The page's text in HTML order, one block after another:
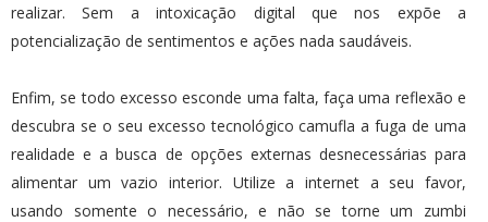
realizar. Sem a intoxicação digital que nos expõe a
potencialização de sentimentos e ações nada saudáveis.
Enfim, se todo excesso esconde uma falta, faça uma reflexão e
descubra se o seu excesso tecnológico camufla a fuga de uma
realidade e a busca de opções externas desnecessárias para
alimentar um vazio interior. Utilize a internet a seu favor,
usando somente o necessário, e não se torne um zumbi